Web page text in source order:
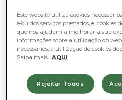
fomentar parcerias com
mesmos princípios,
mutuamente e crescer
deixamos o nosso
quem trabalhamos e em
Conheça
Este website utiliza cookies
e/ou dos serviços prestados, e,
que nos ajudam a melhorar a sua
informações sobre a utilização do
necessários, a utilização de cookies
Saiba mais AQUI
Rejeitar Todos